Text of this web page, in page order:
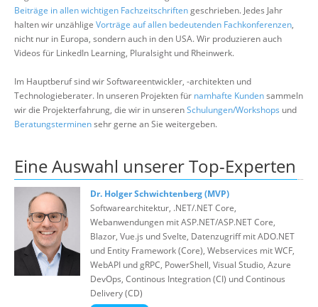
Über uns
Suche
Beiträge in allen wichtigen Fachzeitschriftengeschrieben. Jedes Jahr
halten wir unzählige Vorträge auf allen bedeutenden Fachkonferenzen,
nicht nur in Europa, sondern auch in den USA. Wir produzieren auch
Videos für LinkedIn Learning, Pluralsight und Rheinwerk.
Im Hauptberuf sind wir Softwareentwickler, -architekten und
Technologieberater. In unseren Projekten für namhafte Kundensammeln
wir die Projekterfahrung, die wir in unserenSchulungen/Workshops und
Beratungsterminensehr gerne an Sie weitergeben.
Eine Auswahl unserer Top-Experten
Dr. Holger Schwichtenberg (MVP)
Softwarearchitektur, .NET/.NET Core,
Webanwendungen mit ASP.NET/ASP.NET Core,
Blazor, Vue.js und Svelte, Datenzugriff mit ADO.NET
und Entity Framework (Core), Webservices mit WCF,
WebAPI und gRPC, PowerShell, Visual Studio, Azure
DevOps, Continous Integration (CI) und Continous
Delivery (CD)